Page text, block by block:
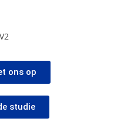
ons op
studie